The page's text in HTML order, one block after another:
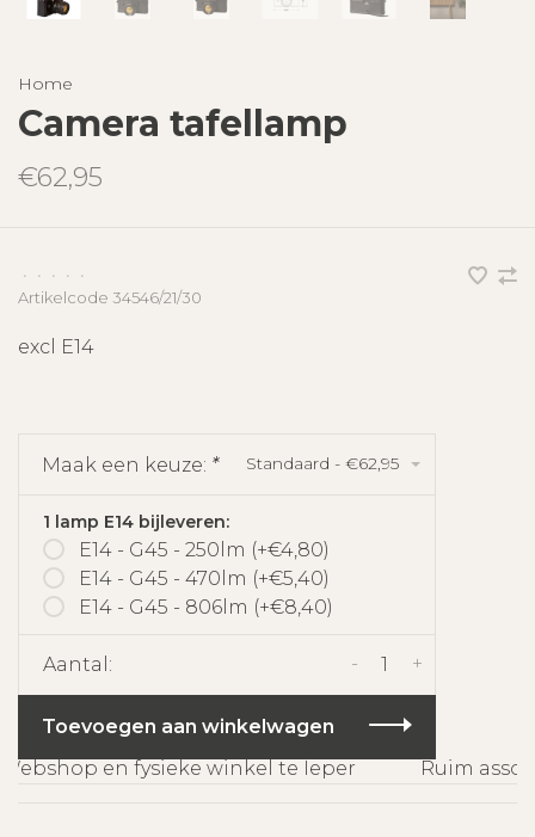
Home
Camera tafellamp
€62,95
• • • •
•
Artikelcode 34546/21/30
excl E14
Maak een keuze: * Standaard - €62,95
1 lamp E14 bijleveren:
E14 - G45 - 250lm (+€4,80)
E14 - G45 - 470lm (+€5,40)
E14 - G45 - 806lm (+€8,40)
Aantal: +
-
Toevoegen aan winkelwagen
en fysieke winkel te Ieper
Ruim